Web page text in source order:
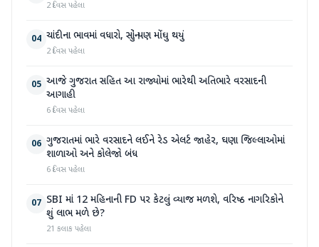
2 દિવસ પહેલા
04 ચાંદીના ભાવમાં વધારો, સોનું પણ મોંઘુ થયું
2 દિવસ પહેલા
05 આજે ગુજરાત સહિત આ રાજ્યોમાં ભારેથી અતિભારે વરસાદની
આગાહી
6 દિવસ પહેલા
06 ગુજરાતમાં ભારે વરસાદને લઈને રેડ એલર્ટ જાહેર, ઘણા જિલ્લાઓમાં
શાળાઓ અને કોલેજો બંધ
6 દિવસ પહેલા
07 SBI માં 12 મહિનાની FD પર કેટલું વ્યાજ મળશે, વરિષ્ઠ નાગરિકોને
શું લાભ મળે છે?
21 કલાક પહેલા